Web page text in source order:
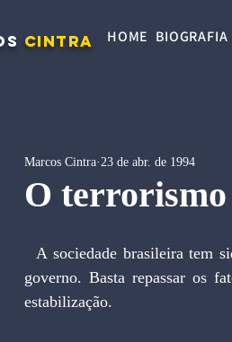
CINTRA HOME BIOGRAFIA
O
Marcos Cintra 23 de abr. de 1994
  A sociedade brasileira tem sido colocada sob constante sobressalto e perplexidade pelas ações do
governo. Basta repassar os
estabilização.